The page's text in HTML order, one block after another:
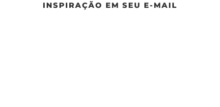
INSPIRAÇÃO EM SEU E-MAIL